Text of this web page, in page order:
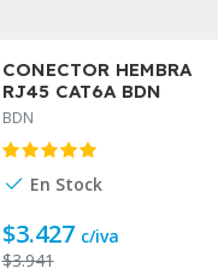
CONECTOR HEMBRA
RJ45 CAT6A BDN
AUTOPONCHABLE
MRH6MAP
BDN
En Stock
$3.427 c/iva
$3.941